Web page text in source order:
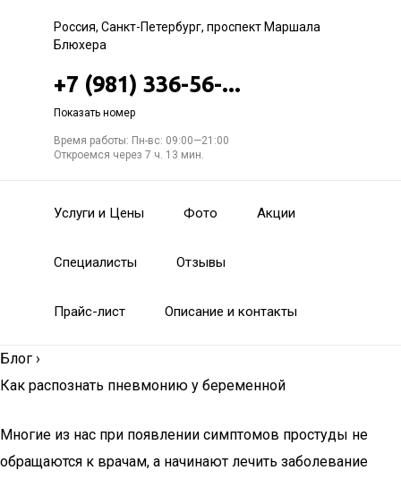
Россия, Санкт-Петербург, проспект Маршала
Блюхера
+7 (981) 336-56-...
Показать номер
Время работы: Пн-вс: 09:00—21:00
Откроемся через 7 ч. 13 мин.
Услуги и Цены Фото Акции
Специалисты Отзывы
Прайс-лист Описание и контакты
Блог ›
Как распознать пневмонию у беременной
Многие из нас при появлении симптомов простуды не
обращаются к врачам, а начинают лечить заболевание